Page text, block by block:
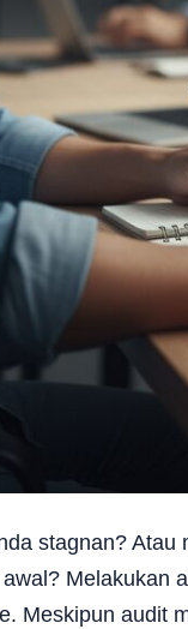
stagnan?
Melakukan
Meskipun audit